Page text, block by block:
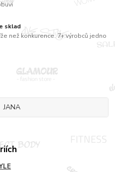
sklad
než konkurence. 7+ výrobců jedno
JANA